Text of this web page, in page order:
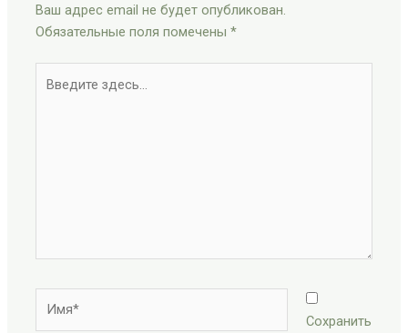
Ваш адрес email не будет опубликован.
Обязательные поля помечены*
здесь...
Сохранить